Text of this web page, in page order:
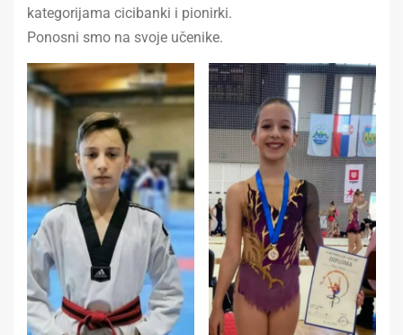
kategorijama cicibanki i pionirki.
Ponosni smo na svoje učenike.